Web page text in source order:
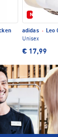
Neu
adidas ·
Leo
Unisex
€ 17,99